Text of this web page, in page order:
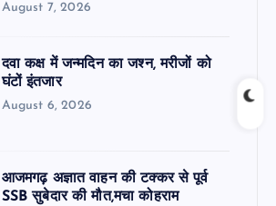
August 7, 2026
दवा कक्ष में जन्मदिन का जश्न, मरीजों को
घंटों इंतजार
August 6, 2026
आजमगढ़ अज्ञात वाहन की टक्कर से पूर्व
SSB सुबेदार की मौत,मचा कोहराम